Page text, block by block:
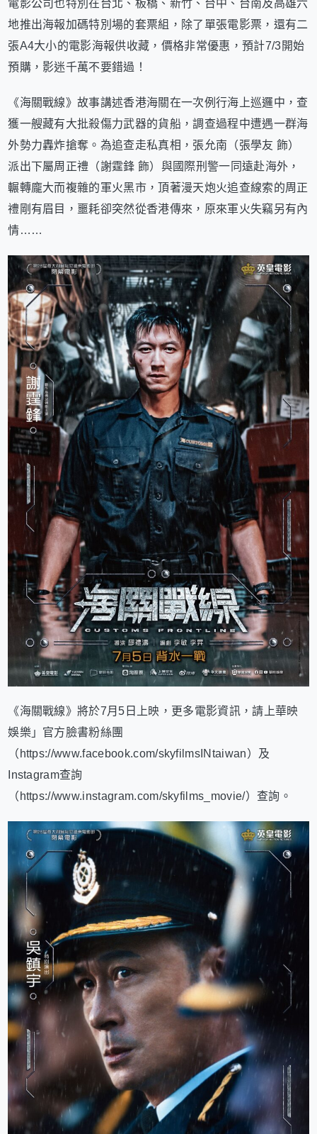
電影公司也特別在台北、板橋、新竹、台中、台南及高雄六
地推出海報加碼特別場的套票組，除了單張電影票，還有二
張A4大小的電影海報供收藏，價格非常優惠，預計7/3開始
預購，影迷千萬不要錯過！
《海關戰線》故事講述香港海關在一次例行海上巡邏中，查
獲一艘藏有大批殺傷力武器的貨船，調查過程中遭遇一群海
外勢力轟炸搶奪。為追查走私真相，張允南（張學友 飾）
派出下屬周正禮（謝霆鋒 飾）與國際刑警一同遠赴海外，
輾轉龐大而複雜的軍火黑市，頂著漫天炮火追查線索的周正
禮剛有眉目，噩耗卻突然從香港傳來，原來軍火失竊另有內
情……
《海關戰線》將於7月5日上映，更多電影資訊，請上華映
娛樂」官方臉書粉絲團
（https://www.facebook.com/skyfilmsINtaiwan）及
Instagram查詢
（https://www.instagram.com/skyfilms_movie/）查詢。